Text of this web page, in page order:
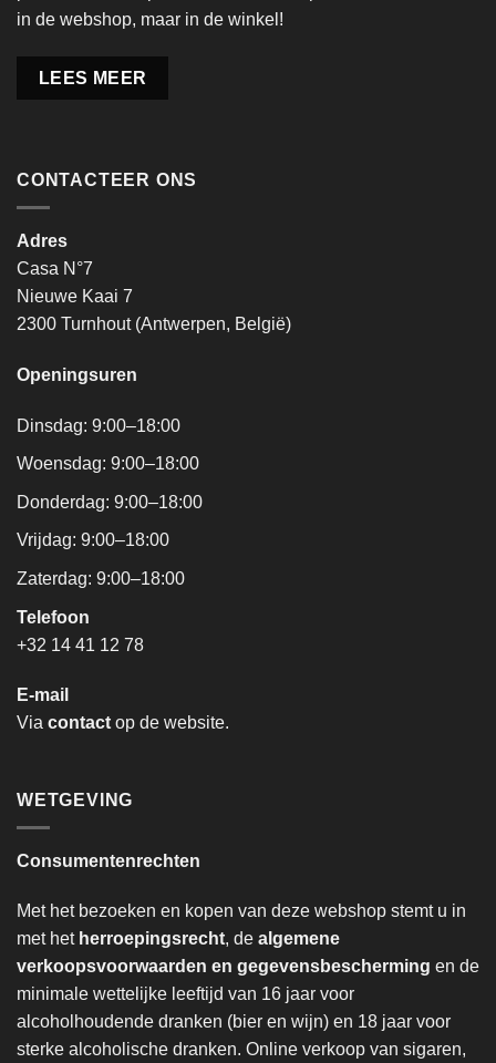
in de webshop, maar in de winkel!
LEES MEER
CONTACTEER ONS
Adres
Casa N°7
Nieuwe Kaai 7
2300 Turnhout (Antwerpen, België)
Openingsuren
Dinsdag: 9:00–18:00
Woensdag: 9:00–18:00
Donderdag: 9:00–18:00
Vrijdag: 9:00–18:00
Zaterdag: 9:00–18:00
Telefoon
+32 14 41 12 78
E-mail
Via contact op de website.
WETGEVING
Consumentenrechten
Met het bezoeken en kopen van deze webshop stemt u in
met het herroepingsrecht, de algemene
verkoopsvoorwaarden en gegevensbescherming en de
minimale wettelijke leeftijd van 16 jaar voor
alcoholhoudende dranken (bier en wijn) en 18 jaar voor
sterke alcoholische dranken. Online verkoop van sigaren,